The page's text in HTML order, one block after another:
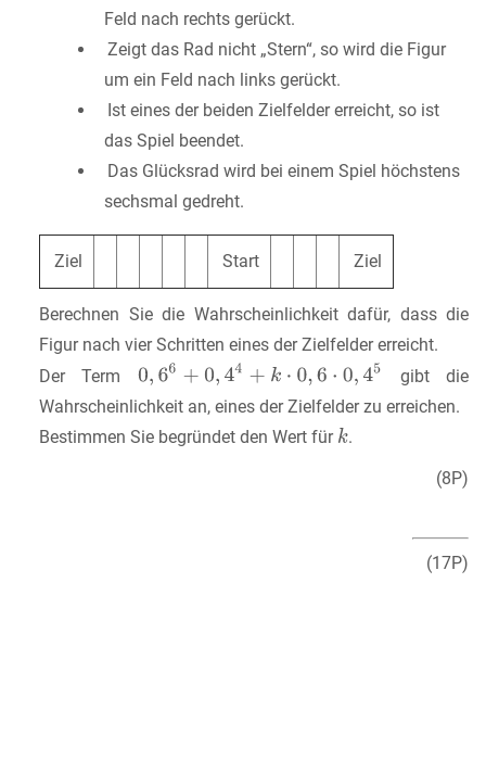
Feld nach rechts gerückt.
Zeigt das Rad nicht „Stern“, so wird die Figur
um ein Feld nach links gerückt.
Ist eines der beiden Zielfelder erreicht, so ist
das Spiel beendet.
Das Glücksrad wird bei einem Spiel höchstens
sechsmal gedreht.
Ziel Start Ziel
Berechnen Sie die Wahrscheinlichkeit dafür, dass die
Figur nach vier Schritten eines der Zielfelder erreicht.
Der Term
gibt die
Wahrscheinlichkeit an, eines der Zielfelder zu erreichen.
Bestimmen Sie begründet den Wert für
.
(8P)
(17P)